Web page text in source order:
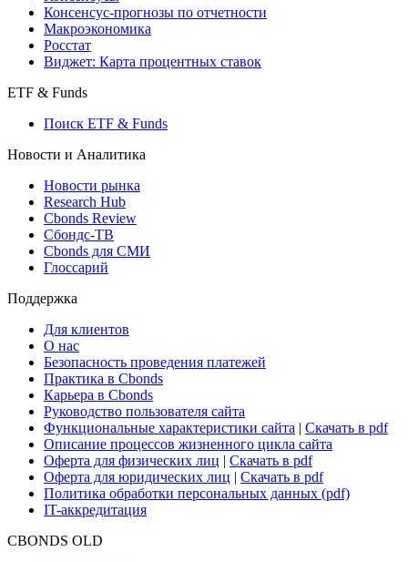
Поиск индексов
Страницы стран
Создать индекс
Консенсусы
Макроэкономика
Виджет: Карта процентных ставок
ETF & Funds
Поиск ETF & Funds
Новости и Аналитика
Новости рынка
Research Hub
Сбондс-ТВ
Глоссарий
Поддержка
Для клиентов
О нас
Безопасность проведения платежей
Практика в Cbonds
Карьера в Cbonds
Руководство пользователя сайта
Функциональные характеристики сайта|Скачать в pdf
Описание процессов жизненного цикла сайта
Оферта для юридических лиц